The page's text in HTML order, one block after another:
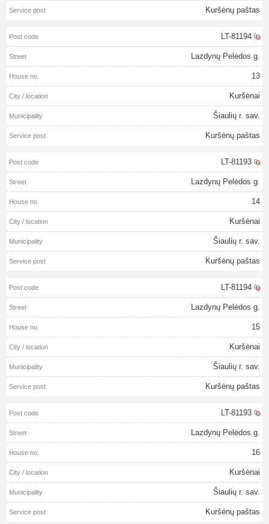
Kuršėnų paštas
LT-81194
Lazdynų Pelėdos g.
13
Kuršėnai
Šiaulių r. sav.
Kuršėnų paštas
LT-81193
Lazdynų Pelėdos g.
14
Kuršėnai
Šiaulių r. sav.
Kuršėnų paštas
LT-81194
Lazdynų Pelėdos g.
15
Kuršėnai
Šiaulių r. sav.
Kuršėnų paštas
LT-81193
Lazdynų Pelėdos g.
16
Kuršėnai
Šiaulių r. sav.
Kuršėnų paštas